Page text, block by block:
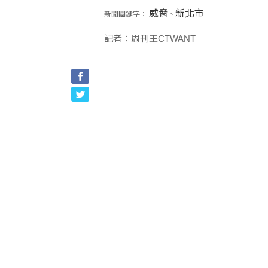
新聞關鍵字： 威脅、 新北市
記者：周刊王CTWANT